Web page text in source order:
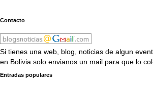
Contacto
Si tienes una web, blog, noticias de algun
en Bolivia solo envianos un mail para que lo
Entradas populares